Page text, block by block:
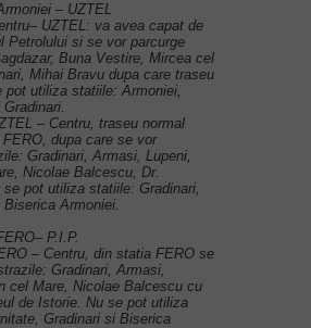
– UZTEL
UZTEL: va avea capat de
Petrolului si se vor parcurge
Buna Vestire, Mircea cel
Mihai Bravu dupa care traseu
pot utiliza statiile: Armoniei,
– Centru, traseu normal
dupa care se vor
Gradinari, Armasi, Lupeni,
Nicolae Balcescu, Dr.
se pot utiliza statiile: Gradinari,
Armoniei.
P.I.P.
– Centru, din statia FERO se
Gradinari, Armasi,
cel Mare, Nicolae Balcescu cu
de Istorie. Nu se pot utiliza
Gradinari si Biserica